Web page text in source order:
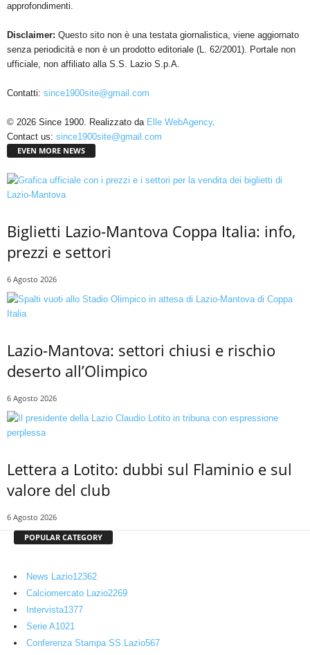
approfondimenti.
Disclaimer: Questo sito non è una testata giornalistica, viene aggiornato
senza periodicità e non è un prodotto editoriale (L. 62/2001). Portale non
ufficiale, non affiliato alla S.S. Lazio S.p.A.
Contatti: since1900site@gmail.com
© 2026 Since 1900. Realizzato da Elle WebAgency.
Contact us: since1900site@gmail.com
EVEN MORE NEWS
Biglietti Lazio-Mantova Coppa Italia: info,
prezzi e settori
6 Agosto 2026
Lazio-Mantova: settori chiusi e rischio
deserto all’Olimpico
6 Agosto 2026
Lettera a Lotito: dubbi sul Flaminio e sul
valore del club
6 Agosto 2026
POPULAR CATEGORY
News Lazio12362
Calciomercato Lazio2269
Intervista1377
Serie A1021
Conferenza Stampa SS.Lazio567